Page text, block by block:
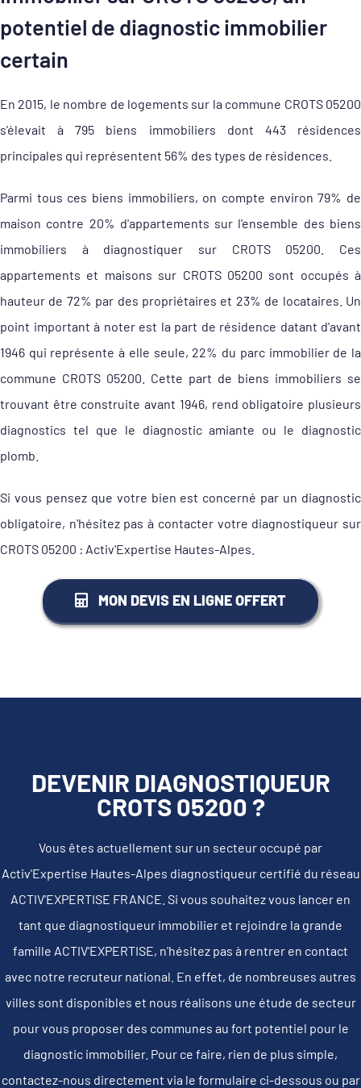
potentiel de diagnostic immobilier
certain
En 2015, le nombre de logements sur la commune CROTS 05200
s'élevait à 795 biens immobiliers dont 443 résidences
principales qui représentent 56% des types de résidences.
Parmi tous ces biens immobiliers, on compte environ 79% de
maison contre 20% d'appartements sur l'ensemble des biens
immobiliers à diagnostiquer sur CROTS 05200. Ces
appartements et maisons sur CROTS 05200 sont occupés à
hauteur de 72% par des propriétaires et 23% de locataires. Un
point important à noter est la part de résidence datant d'avant
1946 qui représente à elle seule, 22% du parc immobilier de la
commune CROTS 05200. Cette part de biens immobiliers se
trouvant être construite avant 1946, rend obligatoire plusieurs
diagnostics tel que le diagnostic amiante ou le diagnostic
plomb.
Si vous pensez que votre bien est concerné par un diagnostic
obligatoire, n'hésitez pas à contacter votre diagnostiqueur sur
CROTS 05200 : Activ'Expertise Hautes-Alpes.
MON DEVIS EN LIGNE OFFERT
DEVENIR DIAGNOSTIQUEUR
CROTS 05200 ?
Vous êtes actuellement sur un secteur occupé par
Activ'Expertise Hautes-Alpes diagnostiqueur certifié du réseau
ACTIV'EXPERTISE FRANCE. Si vous souhaitez vous lancer en
tant que diagnostiqueur immobilier et rejoindre la grande
famille ACTIV'EXPERTISE, n'hésitez pas à rentrer en contact
avec notre recruteur national. En effet, de nombreuses autres
villes sont disponibles et nous réalisons une étude de secteur
pour vous proposer des communes au fort potentiel pour le
diagnostic immobilier. Pour ce faire, rien de plus simple,
contactez-nous directement via le formulaire ci-dessous ou par